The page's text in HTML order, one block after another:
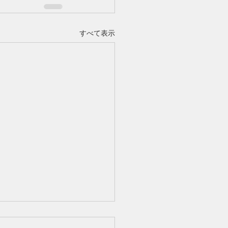
すべて表示